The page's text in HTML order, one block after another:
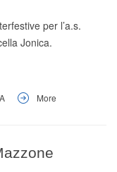
per l’a.s.
Jonica.
More